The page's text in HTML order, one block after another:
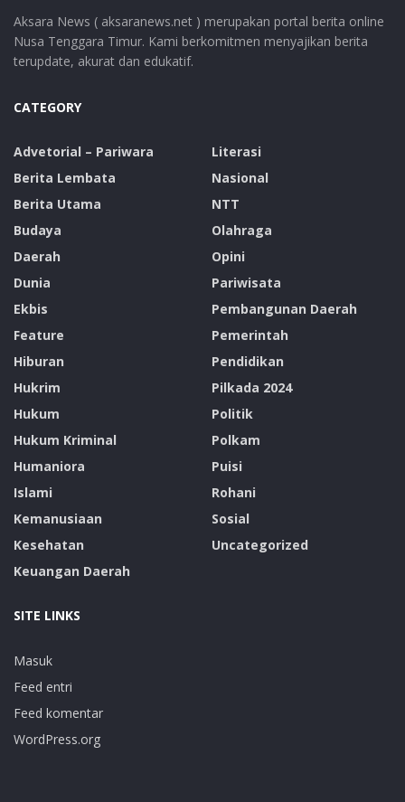
Aksara News ( aksaranews.net ) merupakan portal berita online
Nusa Tenggara Timur. Kami berkomitmen menyajikan berita
terupdate, akurat dan edukatif.
CATEGORY
Advetorial – Pariwara
Berita Lembata
Berita Utama
Budaya
Daerah
Dunia
Ekbis
Feature
Hiburan
Hukrim
Hukum
Hukum Kriminal
Humaniora
Islami
Kemanusiaan
Kesehatan
Keuangan Daerah
Literasi
Nasional
NTT
Olahraga
Opini
Pariwisata
Pembangunan Daerah
Pemerintah
Pendidikan
Pilkada 2024
Politik
Polkam
Puisi
Rohani
Sosial
Uncategorized
SITE LINKS
Masuk
Feed entri
Feed komentar
WordPress.org